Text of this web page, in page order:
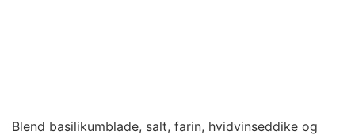
Blend basilikumblade, salt, farin, hvidvinseddike og